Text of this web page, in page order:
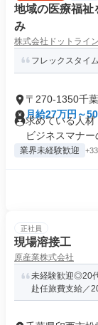
地域の医療福祉
み
株式会社ドットライ
フレックスタイ
〒270-1350千
月給27万円～
求めている人
ビジネスマナー
業界未経験歓迎
正社員
現場溶接工
原産業株式会社
未経験歓迎◎20
赴任旅費支給／